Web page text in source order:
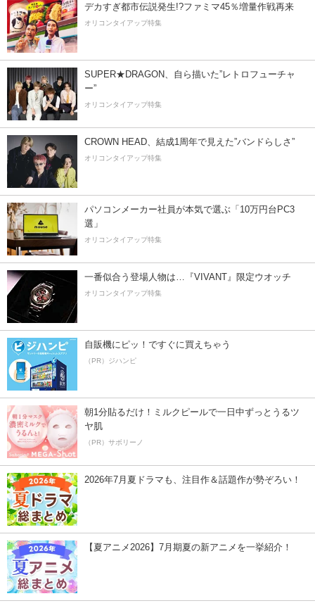
デカすぎ都市伝説発生!?ファミマ45％増量作戦再来
オリコンタイアップ特集
SUPER★DRAGON、自ら描いた”レトロフューチャ
ー”
オリコンタイアップ特集
CROWN HEAD、結成1周年で見えた”バンドらしさ”
オリコンタイアップ特集
パソコンメーカー社員が本気で選ぶ「10万円台PC3
選」
オリコンタイアップ特集
一番似合う登場人物は…『VIVANT』限定ウオッチ
オリコンタイアップ特集
自販機にピッ！ですぐに買えちゃう
（PR）ジハンピ
朝1分貼るだけ！ミルクピールで一日中ずっとうるツ
ヤ肌
（PR）サボリーノ
2026年7月夏ドラマも、注目作＆話題作が勢ぞろい！
【夏アニメ2026】7月期夏の新アニメを一挙紹介！